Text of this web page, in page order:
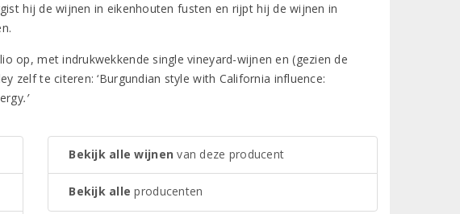
hij de wijnen in eikenhouten fusten en rijpt hij de wijnen in
op, met indrukwekkende single vineyard-wijnen en (gezien de
zelf te citeren: ‘Burgundian style with California influence:
.’
Bekijk alle wijnen van deze producent
Bekijk alle producenten